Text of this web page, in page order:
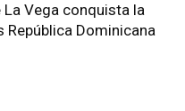
La Vega conquista la
República Dominicana